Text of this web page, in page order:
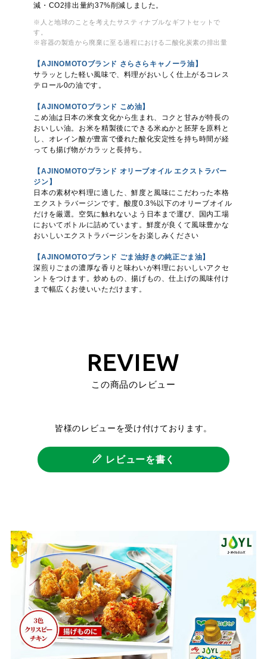
減・CO2排出量約37%削減しました。
※人と地球のことを考えたサスティナブルなギフトセットで
す。
※容器の製造から廃棄に至る過程における二酸化炭素の排出量
【AJINOMOTOブランド さらさらキャノーラ油】
サラッとした軽い風味で、料理がおいしく仕上がるコレス
テロール0の油です。
【AJINOMOTOブランド こめ油】
こめ油は日本の米食文化から生まれ、コクと甘みが特長の
おいしい油。お米を精製後にできる米ぬかと胚芽を原料と
し、オレイン酸が豊富で優れた酸化安定性を持ち時間が経
っても揚げ物がカラッと長持ち。
【AJINOMOTOブランド オリーブオイル エクストラバー
ジン】
日本の素材や料理に適した、鮮度と風味にこだわった本格
エクストラバージンです。酸度0.3%以下のオリーブオイル
だけを厳選。空気に触れないよう日本まで運び、国内工場
においてボトルに詰めています。鮮度が良くて風味豊かな
おいしいエクストラバージンをお楽しみください
【AJINOMOTOブランド ごま油好きの純正ごま油】
深煎りごまの濃厚な香りと味わいが料理においしいアクセ
ントをつけます。炒めもの、揚げもの、仕上げの風味付け
まで幅広くお使いいただけます。
REVIEW
この商品のレビュー
皆様のレビューを受け付けております。
レビューを書く